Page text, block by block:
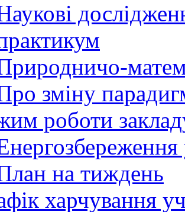
зміну
роботи
на тиждень
харчування